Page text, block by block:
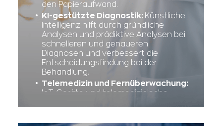
den Papieraufwand.
KI-gestützte Diagnostik: Künstliche
Intelligenz hilft durch gründliche
Analysen und prädiktive Analysen bei
schnelleren und genaueren
Diagnosen und verbessert die
Entscheidungsfindung bei der
Behandlung.
Telemedizin und Fernüberwachung:
IoT-Geräte und telemedizinische
kontinuierliche